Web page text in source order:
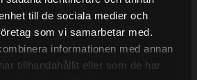
till de sociala medier och
som vi samarbetar med.
informationen med annan
tillhandahållit eller som de har